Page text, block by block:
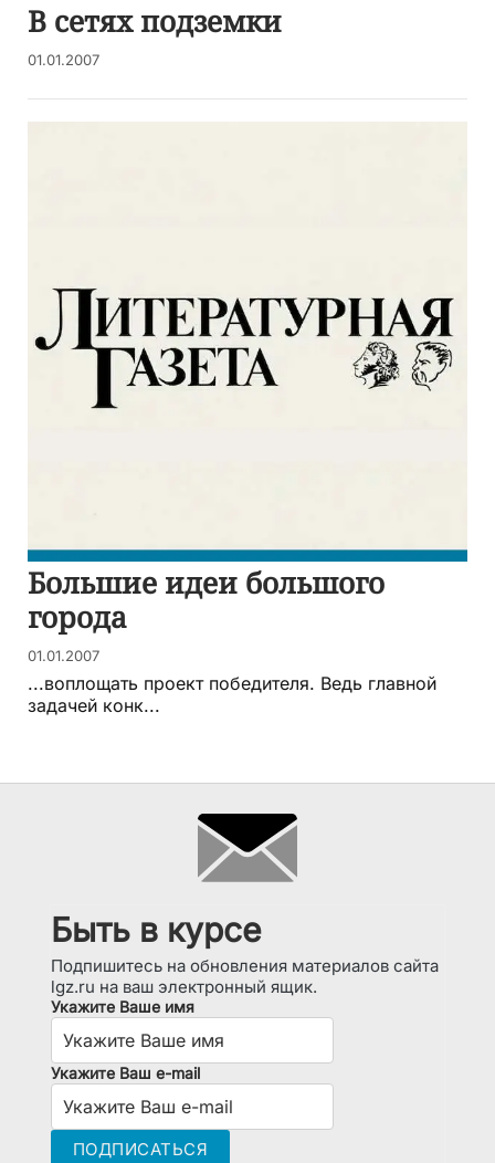
В сетях подземки
01.01.2007
Большие идеи большого
города
01.01.2007
...воплощать проект победителя. Ведь главной
задачей конк...
Быть в курсе
Подпишитесь на обновления материалов сайта
lgz.ru на ваш электронный ящик.
Укажите Ваше имя
Укажите Ваш e-mail